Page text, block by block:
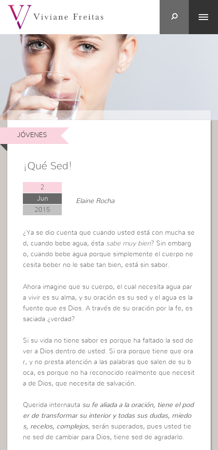
JÓVENES
¡Qué Sed!
2
Jun
2015
Elaine Rocha
¿Ya se dio cuenta que cuando usted está con mucha se
d, cuando bebe agua, ésta sabe muy bien? Sin embarg
o, cuando bebe agua porque simplemente el cuerpo ne
cesita beber no le sabe tan bien, está sin sabor.
Ahora imagine que su cuerpo, el cual necesita agua par
a vivir es su alma, y su oración es su sed y el agua es la
fuente que es Dios. A través de su oración por la fe, es
saciada ¿verdad?
Si su vida no tiene sabor es porque ha faltado la sed de
ver a Dios dentro de usted. Si ora porque tiene que ora
r, y no presta atención a las palabras que salen de su b
oca, es porque no ha reconocido realmente que necesit
a de Dios, que necesita de salvación.
Querida internauta su fe aliada a la oración, tiene el pod
er de transformar su interior y todas sus dudas, miedo
s, recelos, complejos, serán superados, pues usted tie
ne sed de cambiar para Dios, tiene sed de agradarlo.